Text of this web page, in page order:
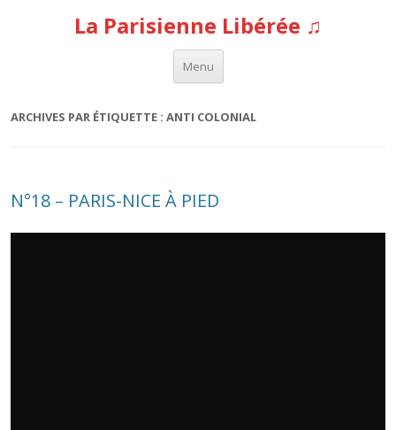
La Parisienne Libérée ♫
Menu
Aller au contenu
ARCHIVES PAR ÉTIQUETTE : ANTI COLONIAL
N°18 – PARIS-NICE À PIED